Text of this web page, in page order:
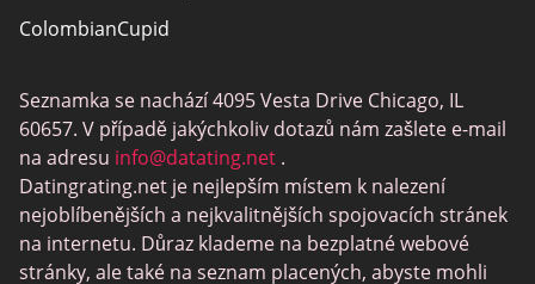
ColombianCupid
MeetMindful
Seznamka BDSM
BBPeopleMeet
Stránky Sugar Daddy
Seznamka se nachází 4095 Vesta Drive Chicago, IL
60657. V případě jakýchkoliv dotazů nám zašlete e-mail
na adresu info@datating.net .
Datingrating.net je nejlepším místem k nalezení
nejoblíbenějších a nejkvalitnějších spojovacích stránek
na internetu. Důraz klademe na bezplatné webové
stránky, ale také na seznam placených, abyste mohli